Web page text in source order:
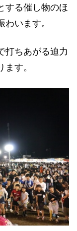
する催し物のほ
います。
打ちあがる迫力
す。